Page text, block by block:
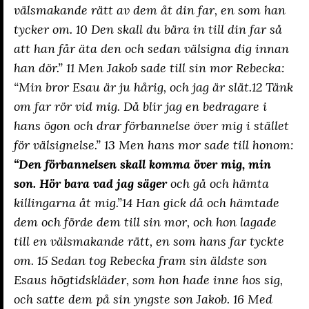
välsmakande rätt av dem åt din far, en som han
tycker om. 10 Den skall du bära in till din far så
att han får äta den och sedan välsigna dig innan
han dör.” 11 Men Jakob sade till sin mor Rebecka:
“Min bror Esau är ju hårig, och jag är slät.12 Tänk
om far rör vid mig. Då blir jag en bedragare i
hans ögon och drar förbannelse över mig i stället
för välsignelse.” 13 Men hans mor sade till honom:
“Den förbannelsen skall komma över mig, min
son. Hör bara vad jag sägeroch gå och hämta
killingarna åt mig.”14 Han gick då och hämtade
dem och förde dem till sin mor, och hon lagade
till en välsmakande rätt, en som hans far tyckte
om. 15 Sedan tog Rebecka fram sin äldste son
Esaus högtidskläder, som hon hade inne hos sig,
och satte dem på sin yngste son Jakob. 16 Med